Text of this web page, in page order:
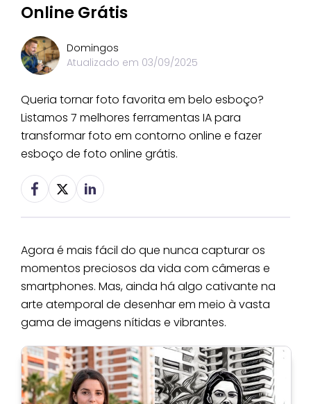
Online Grátis
Domingos
Atualizado em 03/09/2025
Queria tornar foto favorita em belo esboço?
Listamos 7 melhores ferramentas IA para
transformar foto em contorno online e fazer
esboço de foto online grátis.
Agora é mais fácil do que nunca capturar os
momentos preciosos da vida com câmeras e
smartphones. Mas, ainda há algo cativante na
arte atemporal de desenhar em meio à vasta
gama de imagens nítidas e vibrantes.